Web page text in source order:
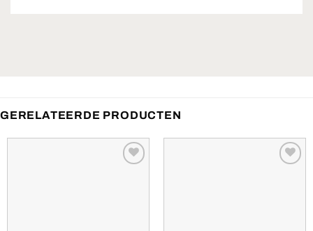
GERELATEERDE PRODUCTEN